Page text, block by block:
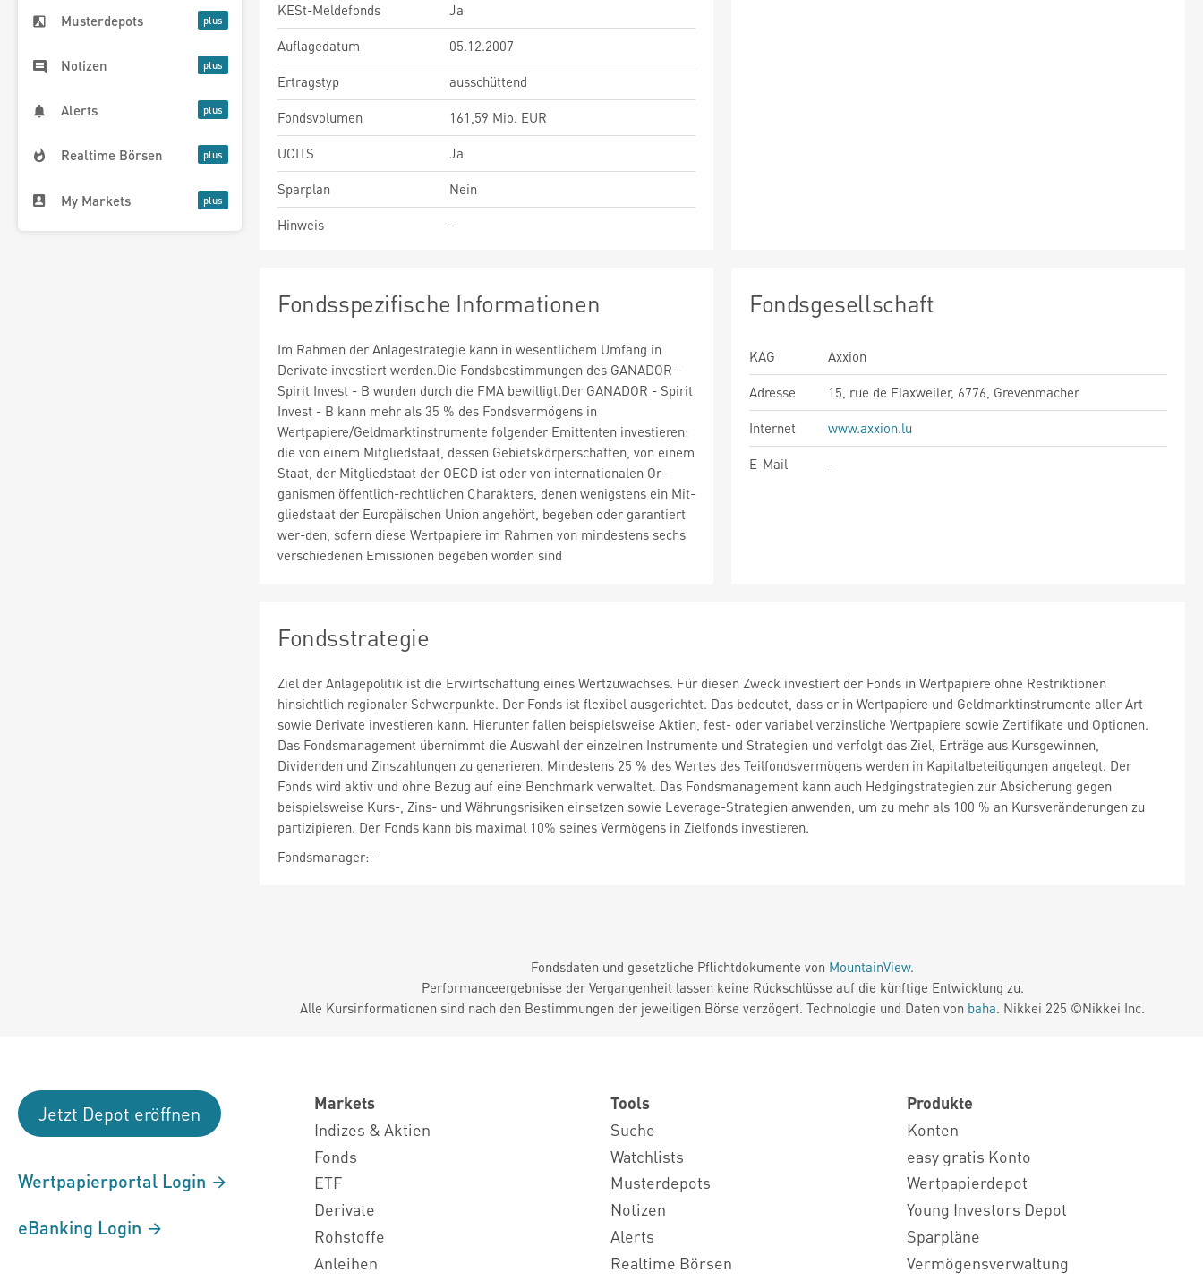
Musterdepots
Notizen
Alerts
Realtime Börsen
My Markets
KESt-Meldefonds
Ja
Auflagedatum
05.12.2007
Ertragstyp
ausschüttend
Fondsvolumen
161,59 Mio. EUR
UCITS
Ja
Sparplan
Nein
Hinweis
-
Fondsspezifische Informationen
Im Rahmen der Anlagestrategie kann in wesentlichem Umfang in
Derivate investiert werden.Die Fondsbestimmungen des GANADOR -
Spirit Invest - B wurden durch die FMA bewilligt.Der GANADOR - Spirit
Invest - B kann mehr als 35 % des Fondsvermögens in
Wertpapiere/Geldmarktinstrumente folgender Emittenten investieren:
die von einem Mitgliedstaat, dessen Gebietskörperschaften, von einem
Staat, der Mitgliedstaat der OECD ist oder von internationalen Or-
ganismen öffentlich-rechtlichen Charakters, denen wenigstens ein Mit-
gliedstaat der Europäischen Union angehört, begeben oder garantiert
wer-den, sofern diese Wertpapiere im Rahmen von mindestens sechs
verschiedenen Emissionen begeben worden sind
Fondsgesellschaft
KAG
Axxion
Adresse
15, rue de Flaxweiler, 6776, Grevenmacher
Internet
www.axxion.lu
E-Mail
-
Fondsstrategie
Ziel der Anlagepolitik ist die Erwirtschaftung eines Wertzuwachses. Für diesen Zweck investiert der Fonds in Wertpapiere ohne Restriktionen
hinsichtlich regionaler Schwerpunkte. Der Fonds ist flexibel ausgerichtet. Das bedeutet, dass er in Wertpapiere und Geldmarktinstrumente aller Art
sowie Derivate investieren kann. Hierunter fallen beispielsweise Aktien, fest- oder variabel verzinsliche Wertpapiere sowie Zertifikate und Optionen.
Das Fondsmanagement übernimmt die Auswahl der einzelnen Instrumente und Strategien und verfolgt das Ziel, Erträge aus Kursgewinnen,
Dividenden und Zinszahlungen zu generieren. Mindestens 25 % des Wertes des Teilfondsvermögens werden in Kapitalbeteiligungen angelegt. Der
Fonds wird aktiv und ohne Bezug auf eine Benchmark verwaltet. Das Fondsmanagement kann auch Hedgingstrategien zur Absicherung gegen
beispielsweise Kurs-, Zins- und Währungsrisiken einsetzen sowie Leverage-Strategien anwenden, um zu mehr als 100 % an Kursveränderungen zu
partizipieren. Der Fonds kann bis maximal 10% seines Vermögens in Zielfonds investieren.
Fondsmanager: -
Fondsdaten und gesetzliche Pflichtdokumente von MountainView.
Performanceergebnisse der Vergangenheit lassen keine Rückschlüsse auf die künftige Entwicklung zu.
Alle Kursinformationen sind nach den Bestimmungen der jeweiligen Börse verzögert. Technologie und Daten von baha. Nikkei 225 ©Nikkei Inc.
Jetzt Depot eröffnen
Wertpapierportal Login
eBanking Login
Markets
Indizes & Aktien
Fonds
ETF
Derivate
Rohstoffe
Anleihen
Tools
Suche
Watchlists
Musterdepots
Notizen
Alerts
Realtime Börsen
Produkte
Konten
easy gratis Konto
Wertpapierdepot
Young Investors Depot
Sparpläne
Vermögensverwaltung